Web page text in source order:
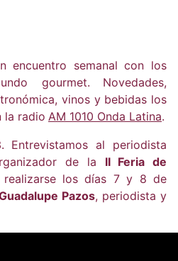
encuentro semanal con los
gourmet.
Novedades,
vinos y bebidas los
la radio AM 1010 Onda Latina.
Entrevistamos al periodista
de la II Feria de
los días 7 y 8 de
Pazos, periodista y